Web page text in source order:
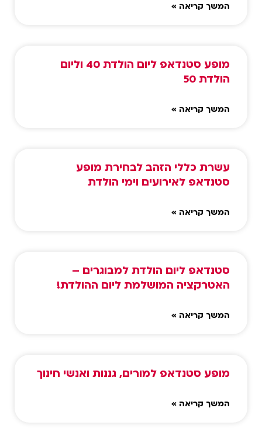
המשך קריאה »
מופע סטנדאפ ליום הולדת 40 וליום
הולדת 50
המשך קריאה »
עשרת כללי הזהב לבחירת מופע
סטנדאפ לאירועים וימי הולדת
המשך קריאה »
סטנדאפ ליום הולדת למבוגרים –
האטרקציה המושלמת ליום ההולדת!
המשך קריאה »
מופע סטנדאפ למורים, גננות ואנשי חינוך
המשך קריאה »